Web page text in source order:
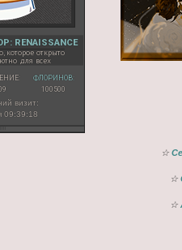
RENAISSANCE
которое открыто
для всех
ФЛОРИНОВ:
100500
визит:
09:39:18
☆
☆
☆